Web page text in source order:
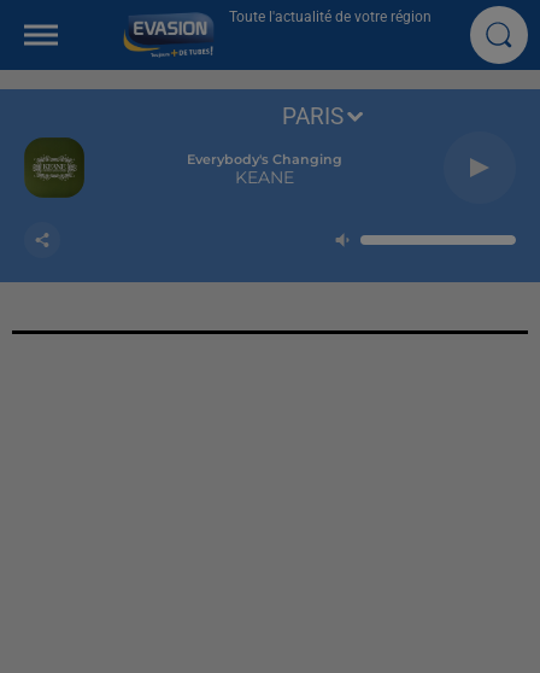
Toute l'actualité de votre région
Everybody's Changing
KEANE
PARIS